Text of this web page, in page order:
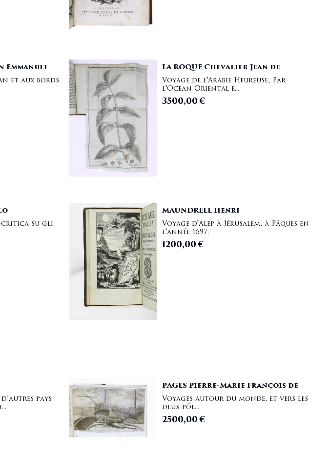
Emmanuel
et aux bords
LA ROQUE Chevalier Jean de
Voyage de l'Arabie Heureuse, Par
l'Ocean Oriental e...
3500,00€
critica su gli
MAUNDRELL Henri
Voyage d'Alep à Jérusalem, à Pâques en
l'année 1697.
1200,00€
pays
PAGES Pierre-Marie François de
Voyages autour du monde, et vers les
deux pôl...
2500,00€